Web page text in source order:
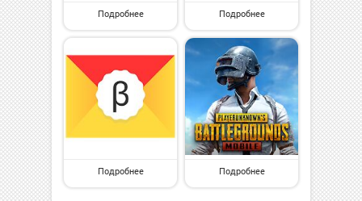
Подробнее Подробнее
Подробнее Подробнее